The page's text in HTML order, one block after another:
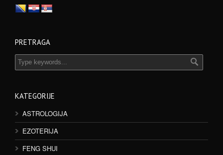
PRETRAGA
KATEGORIJE
ASTROLOGIJA
EZOTERIJA
FENG SHUI